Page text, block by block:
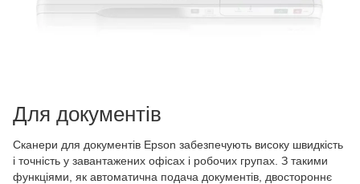
Для документів
Сканери для документів Epson забезпечують високу швидкість
і точність у завантажених офісах і робочих групах. З такими
функціями, як автоматична подача документів, двостороннє